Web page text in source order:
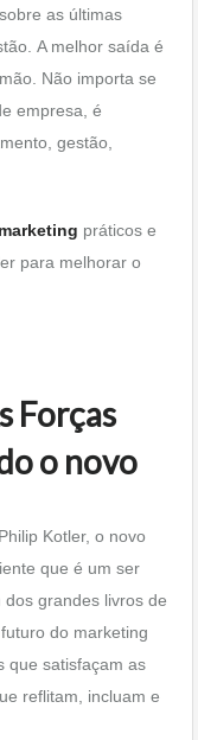
as últimas
A melhor saída é
Não importa se
empresa, é
gestão,
práticos e
para melhorar o
Forças
o novo
Kotler, o novo
que é um ser
grandes livros de
do marketing
que satisfaçam as
reflitam, incluam e